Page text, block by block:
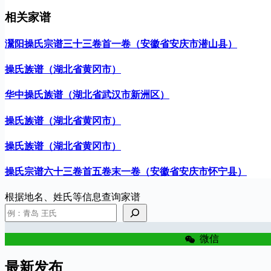
相关家谱
灊阳操氏宗谱三十三卷首一卷（安徽省安庆市潜山县）
操氏族谱（湖北省黄冈市）
华中操氏族谱（湖北省武汉市新洲区）
操氏族谱（湖北省黄冈市）
操氏族谱（湖北省黄冈市）
操氏宗谱六十三卷首五卷末一卷（安徽省安庆市怀宁县）
根据地名、姓氏等信息查询家谱
微信
最新发布